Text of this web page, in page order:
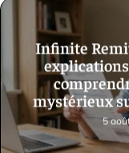
Infinite
mystérieux
5